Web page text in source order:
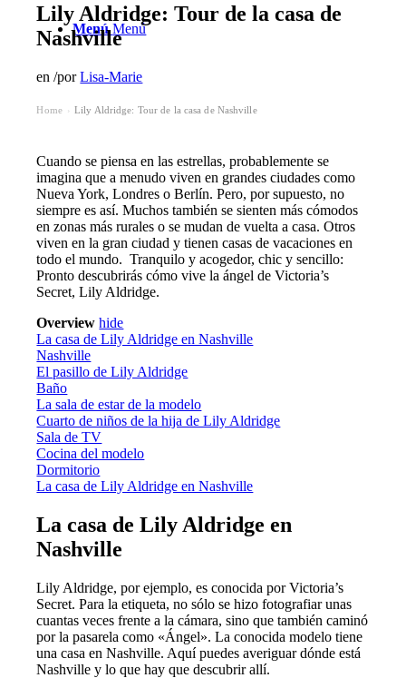
Menú Menú
Lily Aldridge: Tour de la casa de
Nashville
en/porLisa-Marie
Home Lily Aldridge: Tour de la casa de Nashville
Cuando se piensa en las estrellas, probablemente se
imagina que a menudo viven en grandes ciudades como
Nueva York, Londres o Berlín. Pero, por supuesto, no
siempre es así. Muchos también se sienten más cómodos
en zonas más rurales o se mudan de vuelta a casa. Otros
viven en la gran ciudad y tienen casas de vacaciones en
todo el mundo. Tranquilo y acogedor, chic y sencillo:
Pronto descubrirás cómo vive la ángel de Victoria’s
Secret, Lily Aldridge.
Overview hide
La casa de Lily Aldridge en Nashville
Nashville
El pasillo de Lily Aldridge
Baño
La sala de estar de la modelo
Cuarto de niños de la hija de Lily Aldridge
Sala de TV
Cocina del modelo
Dormitorio
La casa de Lily Aldridge en Nashville
La casa de Lily Aldridge en
Nashville
Lily Aldridge, por ejemplo, es conocida por Victoria’s
Secret. Para la etiqueta, no sólo se hizo fotografiar unas
cuantas veces frente a la cámara, sino que también caminó
por la pasarela como «Ángel». La conocida modelo tiene
una casa en Nashville. Aquí puedes averiguar dónde está
Nashville y lo que hay que descubrir allí.